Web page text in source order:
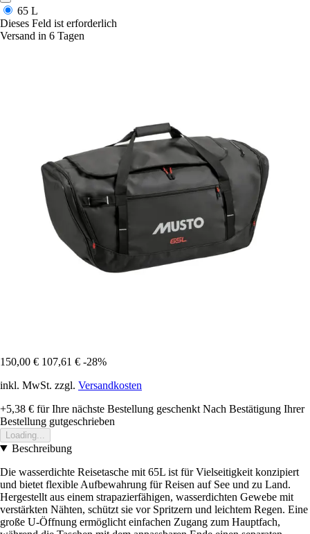
65 L
Dieses Feld ist erforderlich
Versand in 6 Tagen
150,00 € 107,61 € -28%
inkl. MwSt. zzgl. Versandkosten
+5,38 € für Ihre nächste Bestellung geschenkt Nach Bestätigung Ihrer
Bestellung gutgeschrieben
Loading...
Beschreibung
Die wasserdichte Reisetasche mit 65L ist für Vielseitigkeit konzipiert
und bietet flexible Aufbewahrung für Reisen auf See und zu Land.
Hergestellt aus einem strapazierfähigen, wasserdichten Gewebe mit
verstärkten Nähten, schützt sie vor Spritzern und leichtem Regen. Eine
große U-Öffnung ermöglicht einfachen Zugang zum Hauptfach,